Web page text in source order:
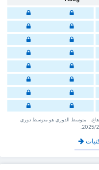
هاغ. ‏‏ ‏ ‏متوسط الدوري هو متوسط دوري